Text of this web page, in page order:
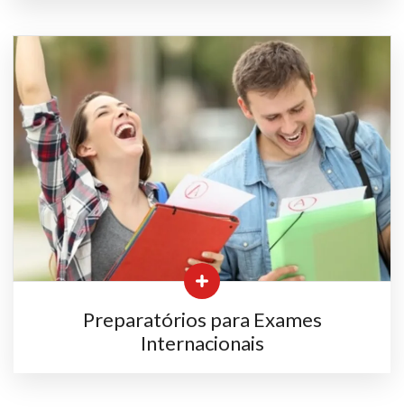
Preparatórios para Exames
Internacionais